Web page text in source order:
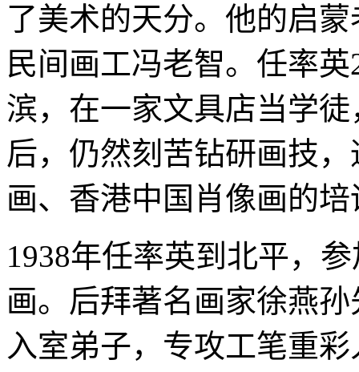
了美术的天分。他的启
民间画工冯老智。任率
滨，在一家文具店当学
后，仍然刻苦钻研画技
画、香港中国肖像画的培
1938年任率英到北平，
画。后拜著名画家徐燕
入室弟子，专攻工笔重